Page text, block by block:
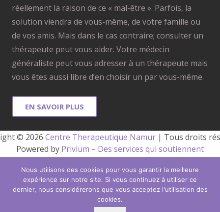
réellement la raison de ce « mal-être ». Parfois, la
solution viendra de vous-même, de votre famille ou
de vos amis. Mais dans le cas contraire; consulter un
thérapeute peut vous aider. Votre médecin
généraliste peut vous adresser à un thérapeute mais
vous êtes aussi libre d’en choisir un par vous-même.
EN SAVOIR PLUS
© 2026 Centre Therapeutique Namur | Tous droits
Powered by Privium – Des services qui soutiennent
hypnotherapeutes.
RGPD – Politique de Protection de la Vie Privée
Nous utilisons des cookies pour vous garantir la meilleure
expérience sur notre site. Si vous continuez à utiliser ce
dernier, nous considérerons que vous acceptez l'utilisation des
cookies.